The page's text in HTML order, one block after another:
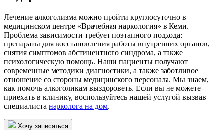
Лечение алкоголизма можно пройти круглосуточно в
медицинском центре «Врачебная наркология» в Кеми.
Проблема зависимости требует поэтапного подхода:
препараты для восстановления работы внутренних органов,
снятия симптомов абстинентного синдрома, а также
психологическую помощь. Наши пациенты получают
современные методики диагностики, а также заботливое
отношение со стороны медицинского персонала. Мы знаем,
как помочь алкоголикам выздороветь. Если вы не можете
приехать в клинику, воспользуйтесь нашей услугой вызвав
специалиста нарколога на дом.
Хочу записаться